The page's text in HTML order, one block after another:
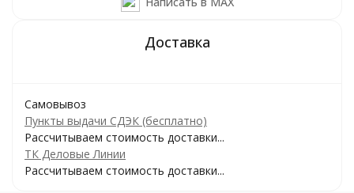
Самовывоз
Пункты выдачи СДЭК (бесплатно)
Рассчитываем стоимость доставки...
ТК Деловые Линии
Рассчитываем стоимость доставки...